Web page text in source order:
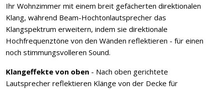
Ihr Wohnzimmer mit einem breit gefächerten direktionalen
Klang, während Beam-Hochtonlautsprecher das
Klangspektrum erweitern, indem sie direktionale
Hochfrequenztöne von den Wänden reflektieren - für einen
noch stimmungsvolleren Sound.
Klangeffekte von oben - Nach oben gerichtete
Lautsprecher reflektieren Klänge von der Decke für